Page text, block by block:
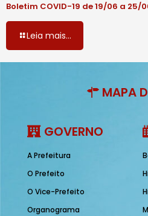
Boletim COVID-19 de 19/06 a 25/
Leia mais...
MAPA
GOVERNO
A Prefeitura
O Prefeito
O Vice-Prefeito
Organograma